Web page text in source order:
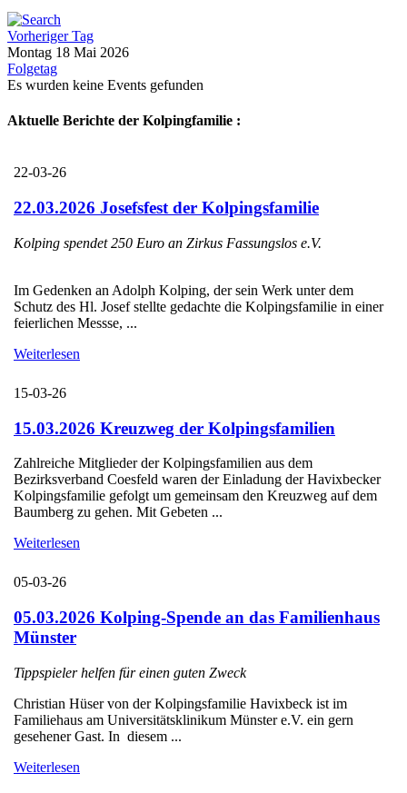
Vorheriger Tag
Montag 18 Mai 2026
Folgetag
Es wurden keine Events gefunden
Aktuelle Berichte der Kolpingfamilie :
22-03-26
22.03.2026 Josefsfest der Kolpingsfamilie
Kolping spendet 250 Euro an Zirkus Fassungslos e.V.
Im Gedenken an Adolph Kolping, der sein Werk unter dem
Schutz des Hl. Josef stellte gedachte die Kolpingsfamilie in einer
feierlichen Messse, ...
Weiterlesen
15-03-26
15.03.2026 Kreuzweg der Kolpingsfamilien
Zahlreiche Mitglieder der Kolpingsfamilien aus dem
Bezirksverband Coesfeld waren der Einladung der Havixbecker
Kolpingsfamilie gefolgt um gemeinsam den Kreuzweg auf dem
Baumberg zu gehen. Mit Gebeten ...
Weiterlesen
05-03-26
05.03.2026 Kolping-Spende an das Familienhaus
Münster
Tippspieler helfen für einen guten Zweck
Christian Hüser von der Kolpingsfamilie Havixbeck ist im
Familiehaus am Universitätsklinikum Münster e.V. ein gern
gesehener Gast. In diesem ...
Weiterlesen